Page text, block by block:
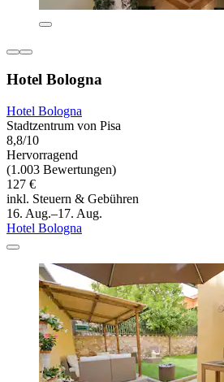
Hotel Bologna
Hotel Bologna
Stadtzentrum von Pisa
8,8/10
Hervorragend
(1.003 Bewertungen)
127 €
inkl. Steuern & Gebühren
16. Aug.–17. Aug.
Hotel Bologna